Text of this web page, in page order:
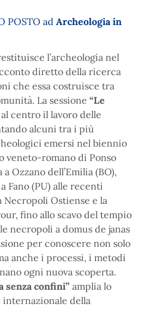
POSTO adArcheologia in
l’archeologia nel
diretto della ricerca
che essa costruisce tra
La sessione “Le
centro il lavoro delle
alcuni tra i più
emersi nel biennio
veneto-romano di Ponso
Ozzano dell’Emilia (BO),
Fano (PU) alle recenti
Necropoli Ostiense e la
fino allo scavo del tempio
necropoli a domus de janas
per conoscere non solo
anche i processi, i metodi
ogni nuova scoperta.
senza confini” amplia lo
internazionale della